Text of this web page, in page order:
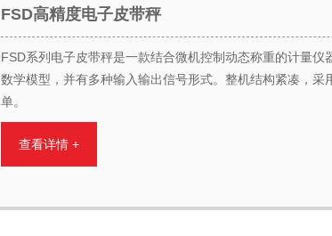
FSD高精度电子皮带秤
FSD系列电子皮带秤是一款结合微机控制动态称重的计量仪
数学模型，并有多种输入输出信号形式。整机结构紧凑，采
单。
查看详情 +